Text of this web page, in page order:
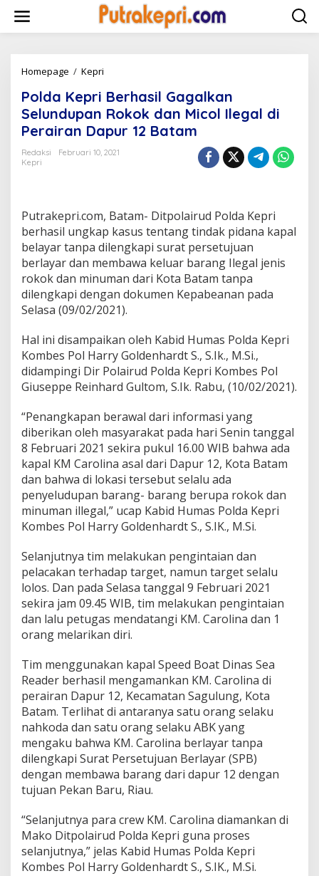
w
Homepage / Kepri
d
a
K
e
r
h
a
s
i
l
G
a
a
l
k
a
n
e
l
u
n
d
u
p
a
n
R
k
o
k
d
a
n
M
c
o
l
I
e
g
a
l
d
i
e
r
a
i
r
Polda Kepri Berhasil Gagalkan
Selundupan Rokok dan Micol Ilegal di
Perairan Dapur 12 Batam
Redaksi
Februari 10, 2021
Kepri
Putrakepri.com, Batam- Ditpolairud Polda Kepri
berhasil ungkap kasus tentang tindak pidana kapal
belayar tanpa dilengkapi surat persetujuan
berlayar dan membawa keluar barang Ilegal jenis
rokok dan minuman dari Kota Batam tanpa
dilengkapi dengan dokumen Kepabeanan pada
Selasa (09/02/2021).
Hal ini disampaikan oleh Kabid Humas Polda Kepri
Kombes Pol Harry Goldenhardt S., S.Ik., M.Si.,
didampingi Dir Polairud Polda Kepri Kombes Pol
Giuseppe Reinhard Gultom, S.Ik. Rabu, (10/02/2021).
“Penangkapan berawal dari informasi yang
diberikan oleh masyarakat pada hari Senin tanggal
8 Februari 2021 sekira pukul 16.00 WIB bahwa ada
kapal KM Carolina asal dari Dapur 12, Kota Batam
dan bahwa di lokasi tersebut selalu ada
penyeludupan barang- barang berupa rokok dan
minuman illegal,” ucap Kabid Humas Polda Kepri
Kombes Pol Harry Goldenhardt S., S.IK., M.Si.
Selanjutnya tim melakukan pengintaian dan
pelacakan terhadap target, namun target selalu
lolos. Dan pada Selasa tanggal 9 Februari 2021
sekira jam 09.45 WIB, tim melakukan pengintaian
dan lalu petugas mendatangi KM. Carolina dan 1
orang melarikan diri.
Tim menggunakan kapal Speed Boat Dinas Sea
Reader berhasil mengamankan KM. Carolina di
perairan Dapur 12, Kecamatan Sagulung, Kota
Batam. Terlihat di antaranya satu orang selaku
nahkoda dan satu orang selaku ABK yang
mengaku bahwa KM. Carolina berlayar tanpa
dilengkapi Surat Persetujuan Berlayar (SPB)
dengan membawa barang dari dapur 12 dengan
tujuan Pekan Baru, Riau.
“Selanjutnya para crew KM. Carolina diamankan di
Mako Ditpolairud Polda Kepri guna proses
selanjutnya,” jelas Kabid Humas Polda Kepri
Kombes Pol Harry Goldenhardt S., S.IK., M.Si.